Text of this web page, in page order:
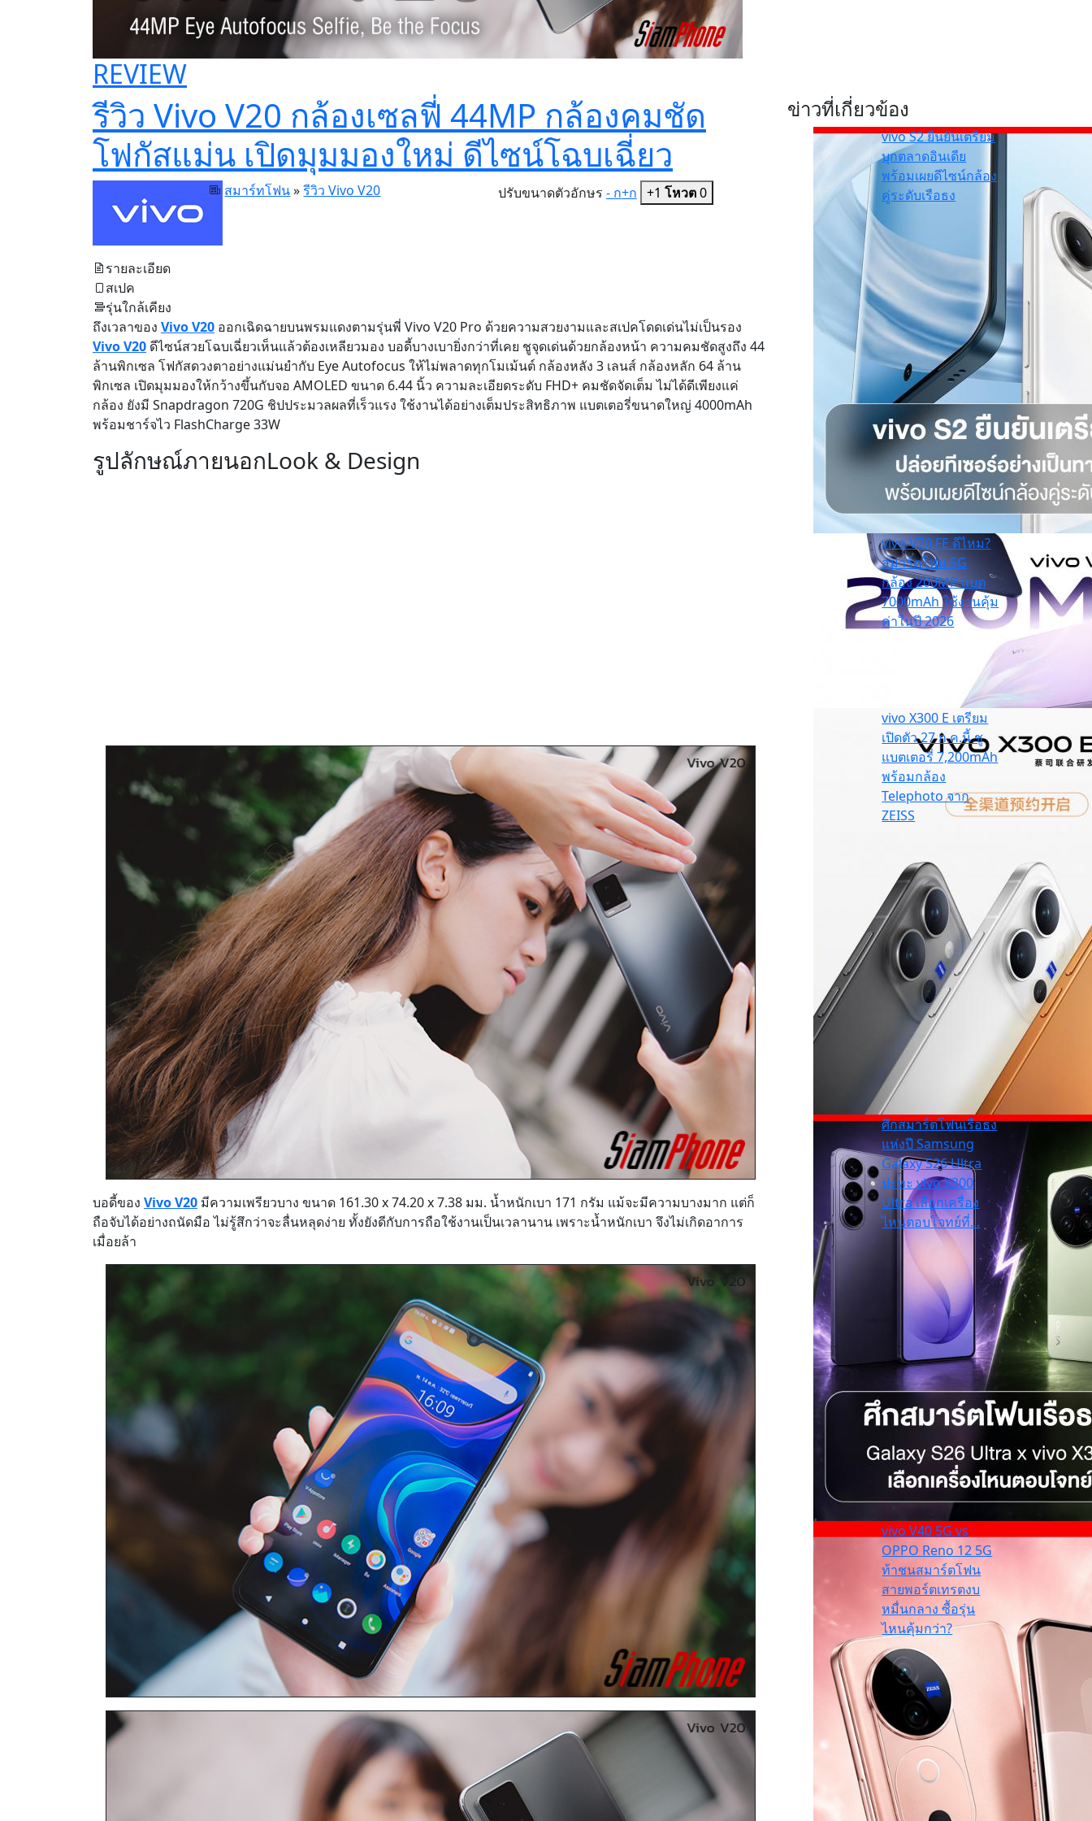
REVIEW
รีวิว Vivo V20 กล้องเซลฟี่ 44MP กล้องคมชัด
โฟกัสแม่น เปิดมุมมองใหม่ ดีไซน์โฉบเฉี่ยว
สมาร์ทโฟน»รีวิว Vivo V20 ปรับขนาดตัวอักษร - ก+ก +1 โหวต0
รายละเอียด
สเปค
รุ่นใกล้เคียง
ถึงเวลาของ Vivo V20 ออกเฉิดฉายบนพรมแดงตามรุ่นพี่ Vivo V20 Pro ด้วยความสวยงามและสเปคโดดเด่นไม่เป็นรอง
Vivo V20 ดีไซน์สวยโฉบเฉี่ยวเห็นแล้วต้องเหลียวมอง บอดี้บางเบายิ่งกว่าที่เคย ชูจุดเด่นด้วยกล้องหน้า ความคมชัดสูงถึง 44
ล้านพิกเซล โฟกัสดวงตาอย่างแม่นยำกับ Eye Autofocus ให้ไม่พลาดทุกโมเม้นต์ กล้องหลัง 3 เลนส์ กล้องหลัก 64 ล้าน
พิกเซล เปิดมุมมองให้กว้างขึ้นกับจอ AMOLED ขนาด 6.44 นิ้ว ความละเอียดระดับ FHD+ คมชัดจัดเต็ม ไม่ได้ดีเพียงแค่
กล้อง ยังมี Snapdragon 720G ชิปประมวลผลที่เร็วแรง ใช้งานได้อย่างเต็มประสิทธิภาพ แบตเตอรี่ขนาดใหญ่ 4000mAh
พร้อมชาร์จไว FlashCharge 33W
รูปลักษณ์ภายนอกLook & Design
บอดี้ของ Vivo V20 มีความเพรียวบาง ขนาด 161.30 x 74.20 x 7.38 มม. น้ำหนักเบา 171 กรัม แม้จะมีความบางมาก แต่ก็
ถือจับได้อย่างถนัดมือ ไม่รู้สึกว่าจะลื่นหลุดง่าย ทั้งยังดีกับการถือใช้งานเป็นเวลานาน เพราะน้ำหนักเบา จึงไม่เกิดอาการ
เมื่อยล้า
ข่าวที่เกี่ยวข้อง
vivo S2 ยืนยันเตรียม
บุกตลาดอินเดีย
พร้อมเผยดีไซน์กล้อง
คู่ระดับเรือธง
vivo V70 FE ดีไหม?
สมาร์ตโฟน 5G
กล้อง 200MP แบต
7000mAh ใช้งานคุ้ม
ค่าในปี 2026
vivo X300 E เตรียม
เปิดตัว 27 ก.ค.นี้ ชู
แบตเตอรี่ 7,200mAh
พร้อมกล้อง
Telephoto จาก
ZEISS
ศึกสมาร์ตโฟนเรือธง
แห่งปี Samsung
Galaxy S26 Ultra
ปะทะ vivo X300
Ultra เลือกเครื่อง
ไหนตอบโจทย์ที่...
vivo V40 5G vs
OPPO Reno 12 5G
ท้าชนสมาร์ตโฟน
สายพอร์ตเทรตงบ
หมื่นกลาง ซื้อรุ่น
ไหนคุ้มกว่า?